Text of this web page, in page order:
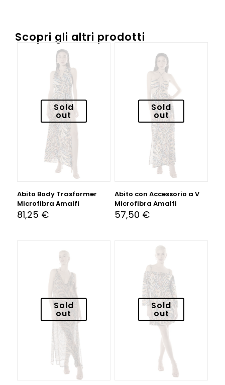
Scopri gli altri prodotti
Sold
out
Abito Body Trasformer
Microfibra Amalfi
81,25 €
Sold
out
Abito con Accessorio a V
Microfibra Amalfi
57,50 €
Sold
out
Sold
out